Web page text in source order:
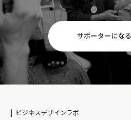
サポーターになる
ビジネスデザインラボ